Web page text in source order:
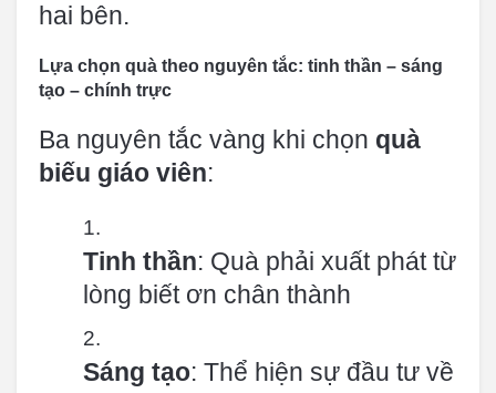
hai bên.
Lựa chọn quà theo nguyên tắc: tinh thần – sáng
tạo – chính trực
Ba nguyên tắc vàng khi chọn quà
biếu giáo viên:
Tinh thần: Quà phải xuất phát từ
lòng biết ơn chân thành
Sáng tạo: Thể hiện sự đầu tư về